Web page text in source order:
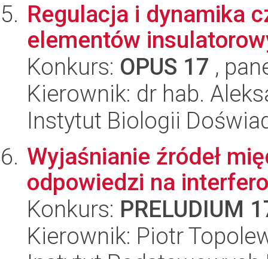
Regulacja i dynamika
elementów
Konkurs: OPUS 17 ,
Kierownik: dr hab.
Instytut Biologii
Wyjaśnianie źródeł
odpowiedzi na
Konkurs: PRELUDIUM
Kierownik: Piotr